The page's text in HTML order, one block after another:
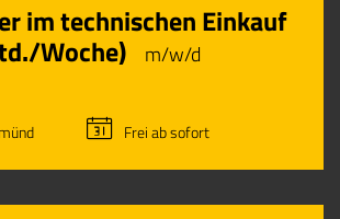
im technischen Einkauf
Woche) m/w/d
Frei ab sofort